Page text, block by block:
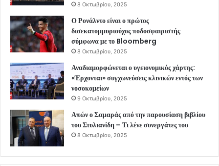
8 Οκτωβρίου, 2025
Ο Ρονάλντο είναι ο πρώτος
δισεκατομμυριούχος ποδοσφαιριστής
σύμφωνα με το Bloomberg
8 Οκτωβρίου, 2025
Αναδιαμορφώνεται ο υγειονομικός χάρτης:
«Έρχονται» συγχωνεύσεις κλινικών εντός των
νοσοκομείων
9 Οκτωβρίου, 2025
Απών ο Σαμαράς από την παρουσίαση βιβλίου
του Στυλιανίδη – Τι λένε συνεργάτες του
8 Οκτωβρίου, 2025